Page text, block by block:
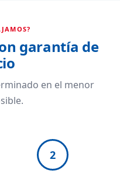
garantía de
en el menor
2